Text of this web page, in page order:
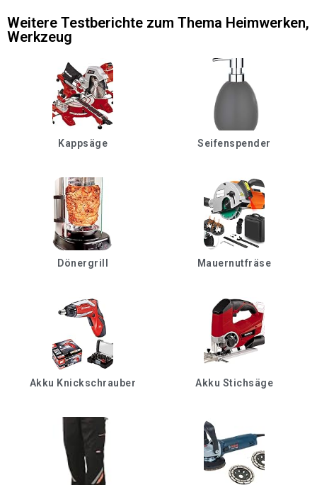
Weitere Testberichte zum Thema Heimwerken,
Werkzeug
Kappsäge Seifenspender
Dönergrill Mauernutfräse
Akku Knickschrauber Akku Stichsäge